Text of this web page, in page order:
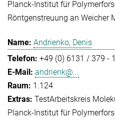
Planck-Institut für
Röntgenstreuung an Weicher
Andrienko, Denis
+49 (0) 6131 / 379 -
andrienk@...
1.124
TestArbeitskreis
Planck-Institut für